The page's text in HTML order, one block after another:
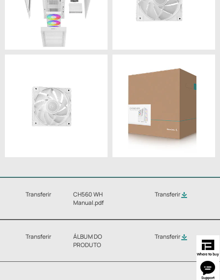
Transferir
CH560 WH
Manual.pdf
Transferir
Transferir
ÁLBUM DO
PRODUTO
Transferir